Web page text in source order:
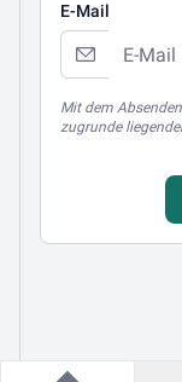
E-Mail
Mit dem
zugrunde